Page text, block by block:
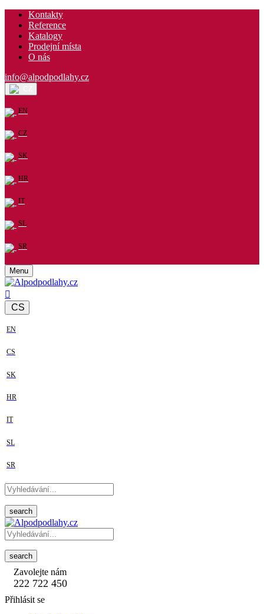
Kontakty
Reference
Katalogy
Prodejní místa
O nás
info@alpodpodlahy.cz
EN
CZ
SK
HR
IT
SL
SR
Menu
CS
EN
CS
SK
HR
IT
SL
SR
search
search
Zavolejte nám
222 722 450
Přihlásit se